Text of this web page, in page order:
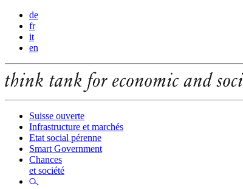
de
fr
it
en
Suisse ouverte
Infrastructure et marchés
Etat social pérenne
Smart Government
Chances
et société